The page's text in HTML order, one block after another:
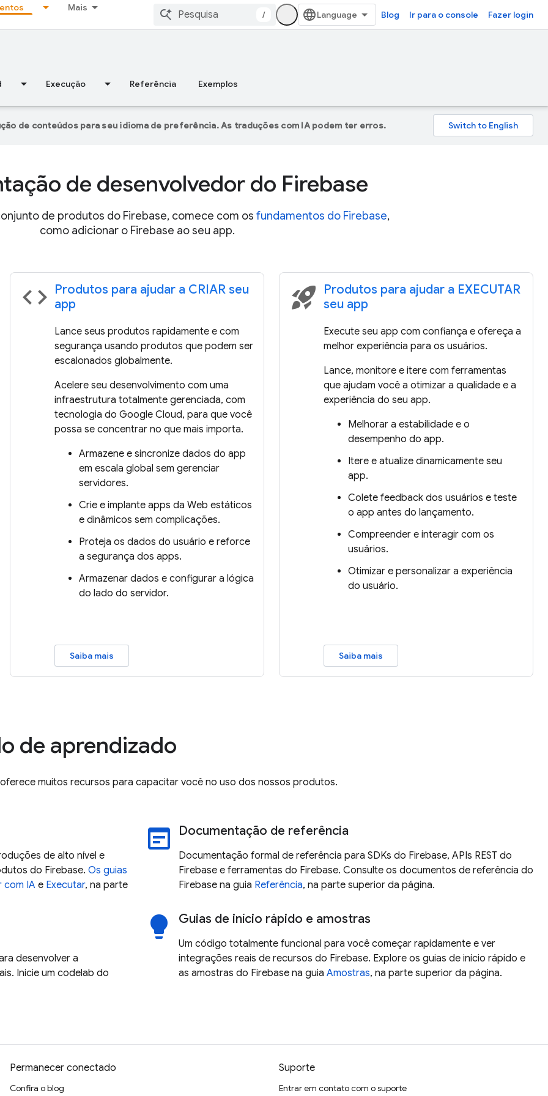
Mais
/ Blog Ir para o console Fazer login
Execução Referência Exemplos
de conteúdos para seu idioma de preferência. As traduções com IA podem ter erros.
de desenvolvedor do Firebase
de produtos do Firebase, comece com os fundamentos do Firebase,
como adicionar o Firebase ao seu app.
code Produtos para ajudar a CRIAR seu
app
Lance seus produtos rapidamente e com
segurança usando produtos que podem ser
escalonados globalmente.
Acelere seu desenvolvimento com uma
infraestrutura totalmente gerenciada, com
tecnologia do Google Cloud, para que você
possa se concentrar no que mais importa.
Armazene e sincronize dados do app
em escala global sem gerenciar
servidores.
Crie e implante apps da Web estáticos
e dinâmicos sem complicações.
Proteja os dados do usuário e reforce
a segurança dos apps.
Armazenar dados e configurar a lógica
do lado do servidor.
Saiba mais
rocket_launch Produtos para ajudar a EXECUTAR
seu app
Execute seu app com confiança e ofereça a
melhor experiência para os usuários.
Lance, monitore e itere com ferramentas
que ajudam você a otimizar a qualidade e a
experiência do seu app.
Melhorar a estabilidade e o
desempenho do app.
Itere e atualize dinamicamente seu
app.
Colete feedback dos usuários e teste
o app antes do lançamento.
Compreender e interagir com os
usuários.
Otimizar e personalizar a experiência
do usuário.
Saiba mais
de aprendizado
muitos recursos para capacitar você no uso dos nossos produtos.
de alto nível e
do Firebase. Os guias
com IA e Executar, na parte
desenvolver a
Inicie um codelab do
wysiwyg Documentação de referência
Documentação formal de referência para SDKs do Firebase, APIs REST do
Firebase e ferramentas do Firebase. Consulte os documentos de referência do
Firebase na guia Referência, na parte superior da página.
lightbulb Guias de início rápido e amostras
Um código totalmente funcional para você começar rapidamente e ver
integrações reais de recursos do Firebase. Explore os guias de início rápido e
as amostras do Firebase na guia Amostras, na parte superior da página.
Permanecer conectado
Confira o blog
Suporte
Entrar em contato com o suporte